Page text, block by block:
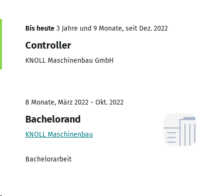
Bis heute 3 Jahre und 9 Monate, seit Dez. 2022
Controller
KNOLL Maschinenbau GmbH
8 Monate, März 2022 - Okt. 2022
Bachelorand
KNOLL Maschinenbau
Bachelorarbeit